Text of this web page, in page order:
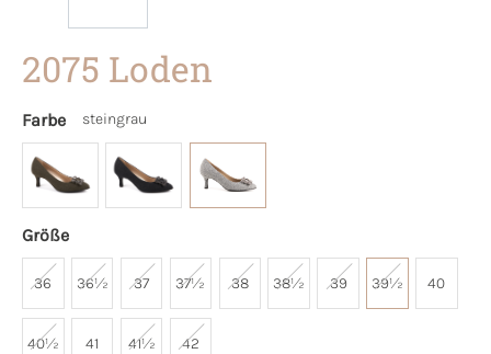
2075 Loden
Farbe steingrau
Größe
36 36½ 37 37½ 38 38½ 39 39½ 40
40½ 41 41½ 42